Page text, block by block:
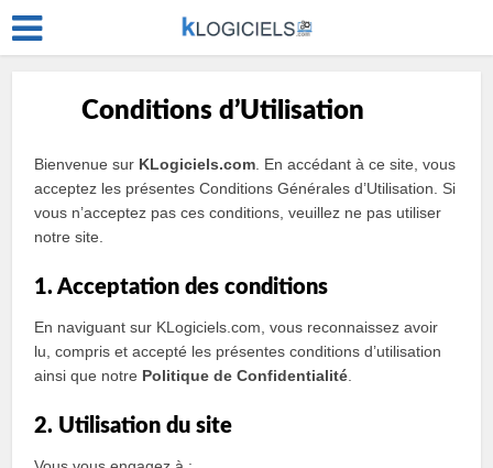
Conditions d’Utilisation
Bienvenue sur KLogiciels.com . En accédant à ce site, vous
acceptez les présentes Conditions Générales d’Utilisation. Si
vous n’acceptez pas ces conditions, veuillez ne pas utiliser
notre site.
1. Acceptation des conditions
En naviguant sur KLogiciels.com, vous reconnaissez avoir
lu, compris et accepté les présentes conditions d’utilisation
ainsi que notre Politique de Confidentialité
2. Utilisation du site